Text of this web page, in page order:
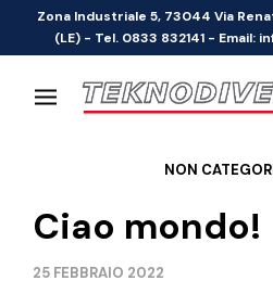
Zona Industriale 5, 73044 Via
(LE) - Tel. 0833 832141 - Email:
NON
Ciao mondo!
25 FEBBRAIO 2022